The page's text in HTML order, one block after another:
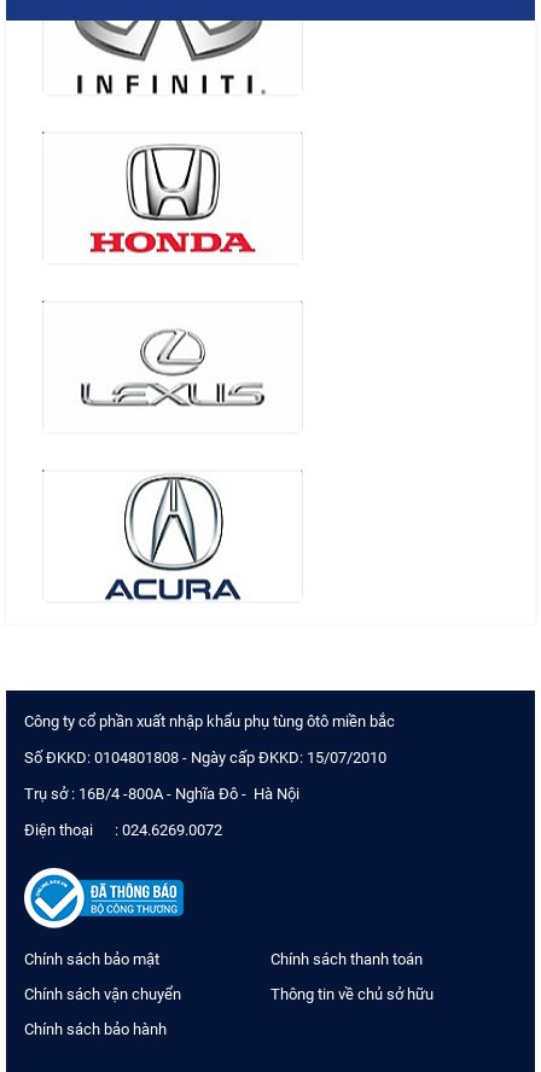
Công ty cổ phần xuất nhập khẩu phụ tùng ôtô miền bắc
Số ĐKKD: 0104801808 - Ngày cấp ĐKKD: 15/07/2010
Trụ sở : 16B/4 -800A - Nghĩa Đô - Hà Nội
Điện thoại : 024.6269.0072
Chính sách bảo mật
Chính sách thanh toán
Chính sách vận chuyển
Thông tin về chủ sở hữu
Chính sách bảo hành